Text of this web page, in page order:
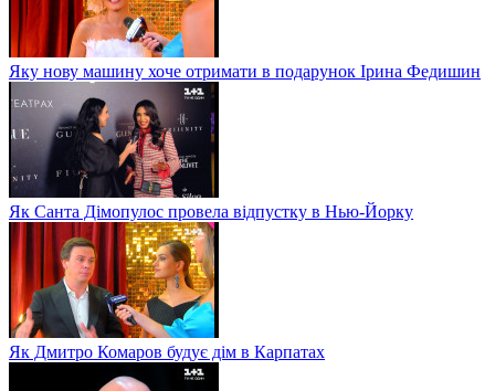
Яку нову машину хоче отримати в подарунок Ірина Федишин
Як Санта Дімопулос провела відпустку в Нью-Йорку
Як Дмитро Комаров будує дім в Карпатах